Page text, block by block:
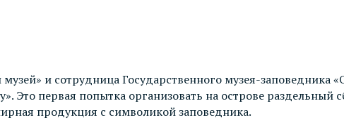
и сотрудница Государственного музея-
Это первая попытка организовать на острове
продукция с символикой заповедника.